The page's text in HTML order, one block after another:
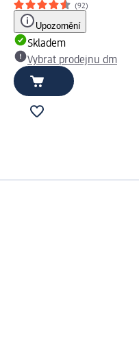
(92)
Upozornění
Skladem
Vybrat prodejnu dm